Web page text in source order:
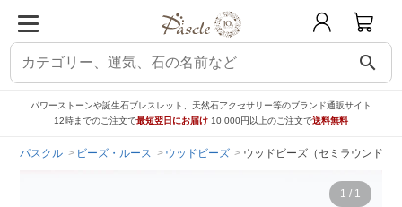
search
パワーストーンや誕生石ブレスレット、天然石アクセサリー等のブランド通販サイト
12時までのご注文で最短翌日にお届け 10,000円以上のご注文で送料無料
パスクル ビーズ・ルース ウッドビーズ ウッドビーズ（セミラウンド/オ
1 / 1